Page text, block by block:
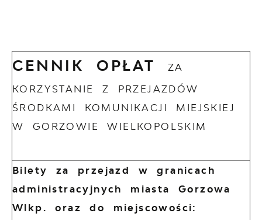
CENNIK OPŁAT
ZA
KORZYSTANIE Z PRZEJAZDÓW
ŚRODKAMI KOMUNIKACJI MIEJSKIEJ
W GORZOWIE WIELKOPOLSKIM
Bilety za przejazd w granicach
administracyjnych miasta Gorzowa
Wlkp. oraz do miejscowości: